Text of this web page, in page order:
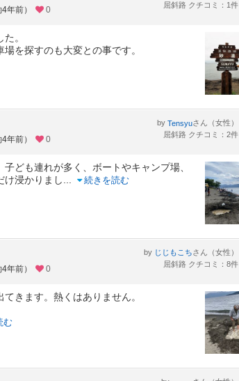
年前） 0
屈斜路 クチコミ：1件
。
を探すのも大変との事です。
年前） 0
by Tensyuさん（女性）
屈斜路 クチコミ：2件
ども連れが多く、ボートやキャンプ場、
け浸かりまし
続きを読む
年前） 0
by じじもこちさん（女性）
屈斜路 クチコミ：8件
きます。熱くはありません。
む